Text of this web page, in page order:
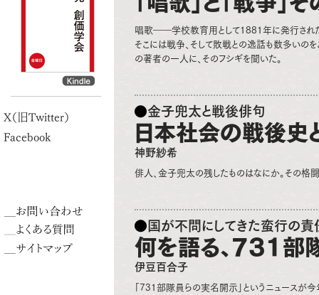
唱歌――学校教育用として1881年に発行された
そこには戦争、そして敗戦との逸話も数多いのを
の著者の一人に、そのフシギを聞いた。
金子兜太と戦後俳句
日本社会の戦後史
神野紗希
俳人、金子兜太の残したものはなにか。その格
国が不問にしてきた蛮行の責
何を語る、731部
伊豆百合子
「731部隊員らの実名開示」というニュース
X（旧Twitter）
Facebook